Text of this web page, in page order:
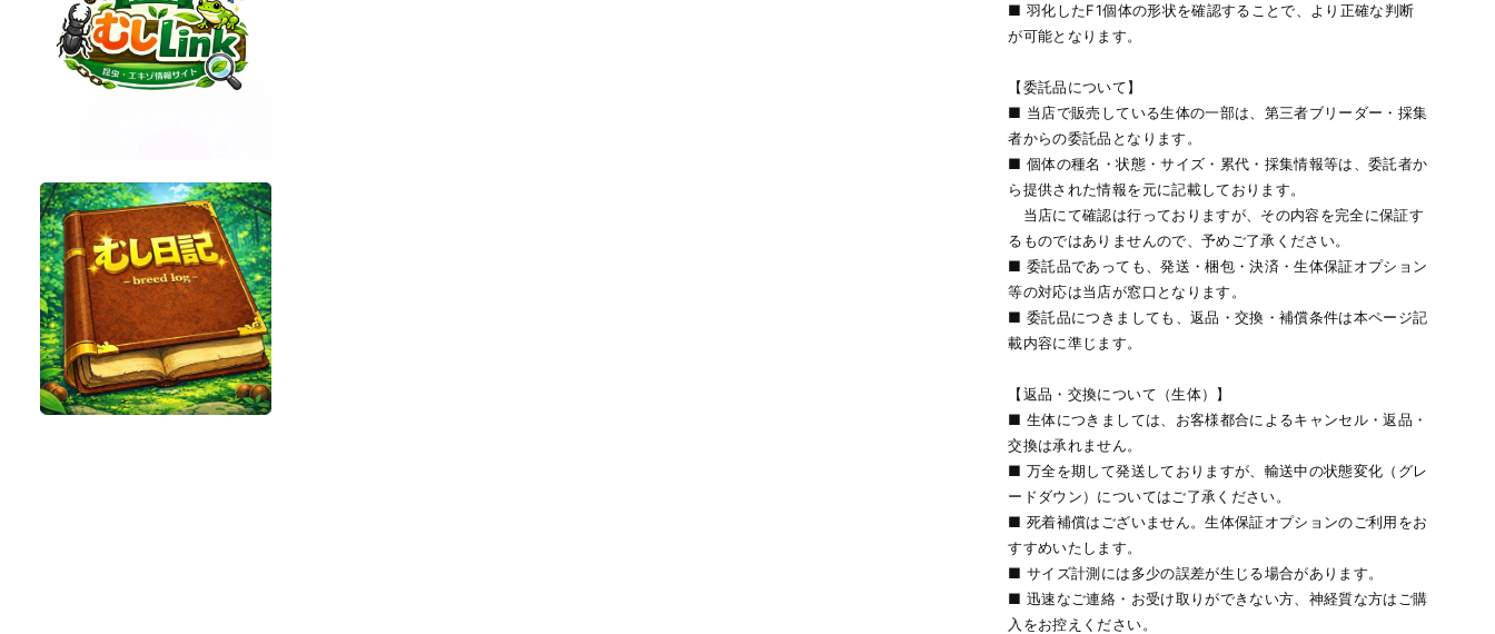
■ 羽化したF1個体の形状を確認することで、より正確な判断
が可能となります。
【委託品について】
■ 当店で販売している生体の一部は、第三者ブリーダー・採集
者からの委託品となります。
■ 個体の種名・状態・サイズ・累代・採集情報等は、委託者か
ら提供された情報を元に記載しております。
当店にて確認は行っておりますが、その内容を完全に保証す
るものではありませんので、予めご了承ください。
■ 委託品であっても、発送・梱包・決済・生体保証オプション
等の対応は当店が窓口となります。
■ 委託品につきましても、返品・交換・補償条件は本ページ記
載内容に準じます。
【返品・交換について（生体）】
■ 生体につきましては、お客様都合によるキャンセル・返品・
交換は承れません。
■ 万全を期して発送しておりますが、輸送中の状態変化（グレ
ードダウン）についてはご了承ください。
■ 死着補償はございません。生体保証オプションのご利用をお
すすめいたします。
■ サイズ計測には多少の誤差が生じる場合があります。
■ 迅速なご連絡・お受け取りができない方、神経質な方はご購
入をお控えください。